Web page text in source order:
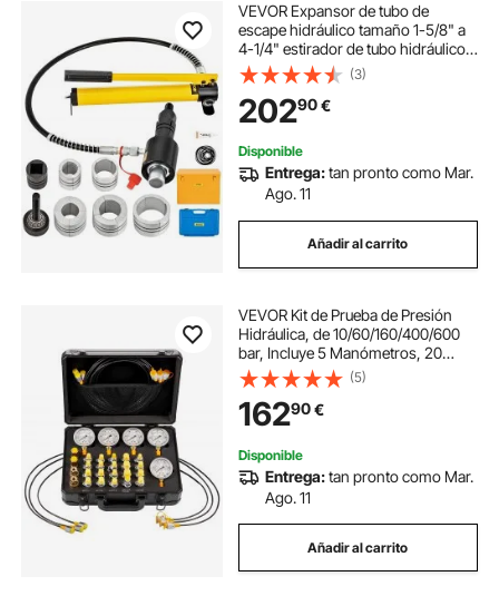
VEVOR Expansor de tubo de
escape hidráulico tamaño 1-5/8" a
4-1/4" estirador de tubo hidráulico
manual 10T 4 troqueles 2 cajas de
almacenamiento para tubos de
cobre y aluminio reparación de
automóvil
(3)
20290€
Disponible
Entrega:tan pronto como Mar.
Ago. 11
Añadir al carrito
VEVOR Kit de Prueba de Presión
Hidráulica, de 10/60/160/400/600
bar, Incluye 5 Manómetros, 20
Acoplamientos, 4 Acoplamientos
Rápidos y 3 Mangueras para
Excavadoras y Maquinaria de
Construcción
(5)
16290€
Disponible
Entrega:tan pronto como Mar.
Ago. 11
Añadir al carrito